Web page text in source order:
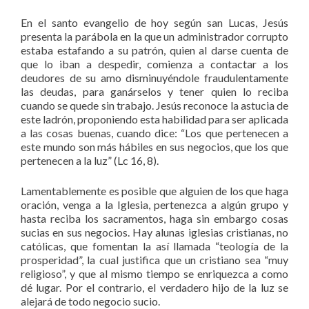
En el santo evangelio de hoy según san Lucas, Jesús
presenta la parábola en la que un administrador corrupto
estaba estafando a su patrón, quien al darse cuenta de
que lo iban a despedir, comienza a contactar a los
deudores de su amo disminuyéndole fraudulentamente
las deudas, para ganárselos y tener quien lo reciba
cuando se quede sin trabajo. Jesús reconoce la astucia de
este ladrón, proponiendo esta habilidad para ser aplicada
a las cosas buenas, cuando dice: “Los que pertenecen a
este mundo son más hábiles en sus negocios, que los que
pertenecen a la luz” (Lc 16, 8).
Lamentablemente es posible que alguien de los que haga
oración, venga a la Iglesia, pertenezca a algún grupo y
hasta reciba los sacramentos, haga sin embargo cosas
sucias en sus negocios. Hay alunas iglesias cristianas, no
católicas, que fomentan la así llamada “teología de la
prosperidad”, la cual justifica que un cristiano sea “muy
religioso”, y que al mismo tiempo se enriquezca a como
dé lugar. Por el contrario, el verdadero hijo de la luz se
alejará de todo negocio sucio.